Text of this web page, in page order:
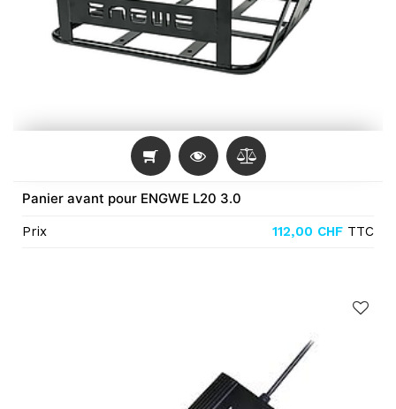
Panier avant pour ENGWE L20 3.0
Prix 112,00 CHF TTC